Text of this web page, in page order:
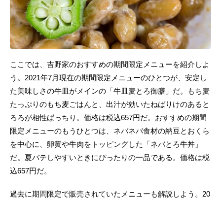
ここでは、吉野家のおすすめの期間限定メニューを紹介しよ
う。2021年7月現在の期間限定メニューのひとつが、安定し
た美味しさの牛皿がメインの「牛皿麦とろ御膳」だ。もち麦
たっぷりのもち麦ごはんと、出汁が効いたねばりけのあると
ろろが相性ばっちり。価格は税込657円だ。おすすめの期間
限定メニューのもうひとつは、ネバネバ食材の納豆とおくら
を中心に、卵黄や牛肉をトッピングした「ネバとろ牛丼」
だ。夏バテしやすいときにぴったりの一品である。価格は税
込657円だ。
過去に期間限定で販売されていたメニューも解説しよう。20